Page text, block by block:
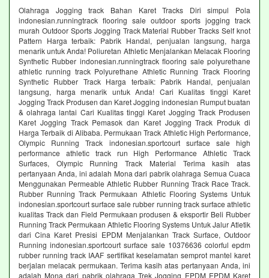
Olahraga Jogging track Bahan Karet Tracks Diri simpul Pola
indonesian.runningtrack flooring sale outdoor sports jogging track
murah Outdoor Sports Jogging Track Material Rubber Tracks Self knot
Pattern Harga terbaik: Pabrik Handal, penjualan langsung, harga
menarik untuk Anda! Poliuretan Athletic Menjalankan Melacak Flooring
Synthetic Rubber indonesian.runningtrack flooring sale polyurethane
athletic running track Polyurethane Athletic Running Track Flooring
Synthetic Rubber Track Harga terbaik: Pabrik Handal, penjualan
langsung, harga menarik untuk Anda! Cari Kualitas tinggi Karet
Jogging Track Produsen dan Karet Jogging indonesian Rumput buatan
& olahraga lantai Cari Kualitas tinggi Karet Jogging Track Produsen
Karet Jogging Track Pemasok dan Karet Jogging Track Produk di
Harga Terbaik di Alibaba. Permukaan Track Athletic High Performance,
Olympic Running Track indonesian.sportcourt surface sale high
performance athletic track run High Performance Athletic Track
Surfaces, Olympic Running Track Material Terima kasih atas
pertanyaan Anda, ini adalah Mona dari pabrik olahraga Semua Cuaca
Menggunakan Permeable Athletic Rubber Running Track Race Track.
Rubber Running Track Permukaan Athletic Flooring Systems Untuk
indonesian.sportcourt surface sale rubber running track surface athletic
kualitas Track dan Field Permukaan produsen & eksportir Beli Rubber
Running Track Permukaan Athletic Flooring Systems Untuk Jalur Atletik
dari Cina Karet Presisi EPDM Menjalankan Track Surface, Outdoor
Running indonesian.sportcourt surface sale 10376636 colorful epdm
rubber running track IAAF sertifikat keselamatan semprot mantel karet
berjalan melacak permukaan. Terima kasih atas pertanyaan Anda, ini
adalah Mona dari pabrik olahraga Trek Jogging EPDM EPDM Karet